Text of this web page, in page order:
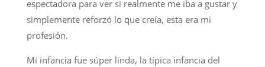
espectadora para ver si realmente me iba a gustar y
simplemente reforzó lo que creía, esta era mi
profesión.
Mi infancia fue súper linda, la típica infancia del